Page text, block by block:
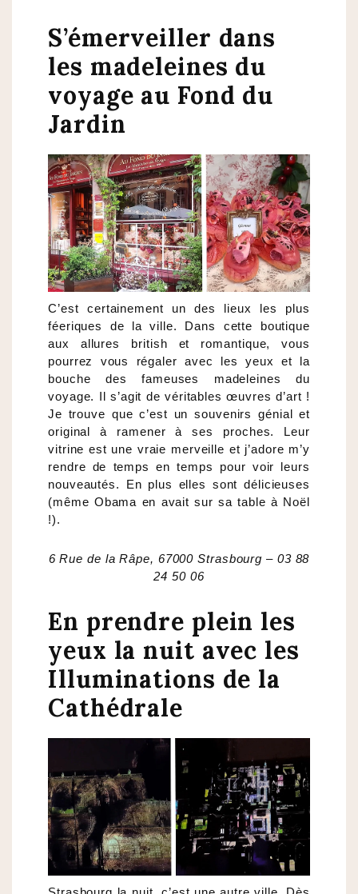
S’émerveiller dans
les madeleines du
voyage au Fond du
Jardin
C’est certainement un des lieux les plus
féeriques de la ville. Dans cette boutique
aux allures british et romantique, vous
pourrez vous régaler avec les yeux et la
bouche des fameuses madeleines du
voyage. Il s’agit de véritables œuvres d’art !
Je trouve que c’est un souvenirs génial et
original à ramener à ses proches. Leur
vitrine est une vraie merveille et j’adore m’y
rendre de temps en temps pour voir leurs
nouveautés. En plus elles sont délicieuses
(même Obama en avait sur sa table à Noël
!).
6 Rue de la Râpe, 67000 Strasbourg – 03 88
24 50 06
En prendre plein les
yeux la nuit avec les
Illuminations de la
Cathédrale